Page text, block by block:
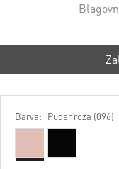
Barva: Puder roza (096)